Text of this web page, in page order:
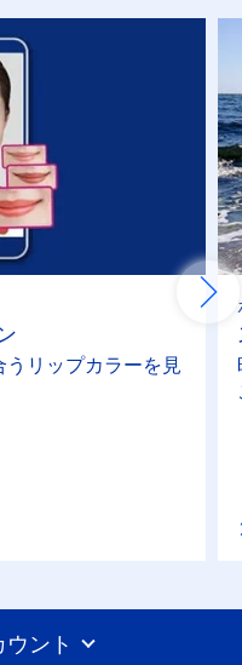
リップカラーを見
ント